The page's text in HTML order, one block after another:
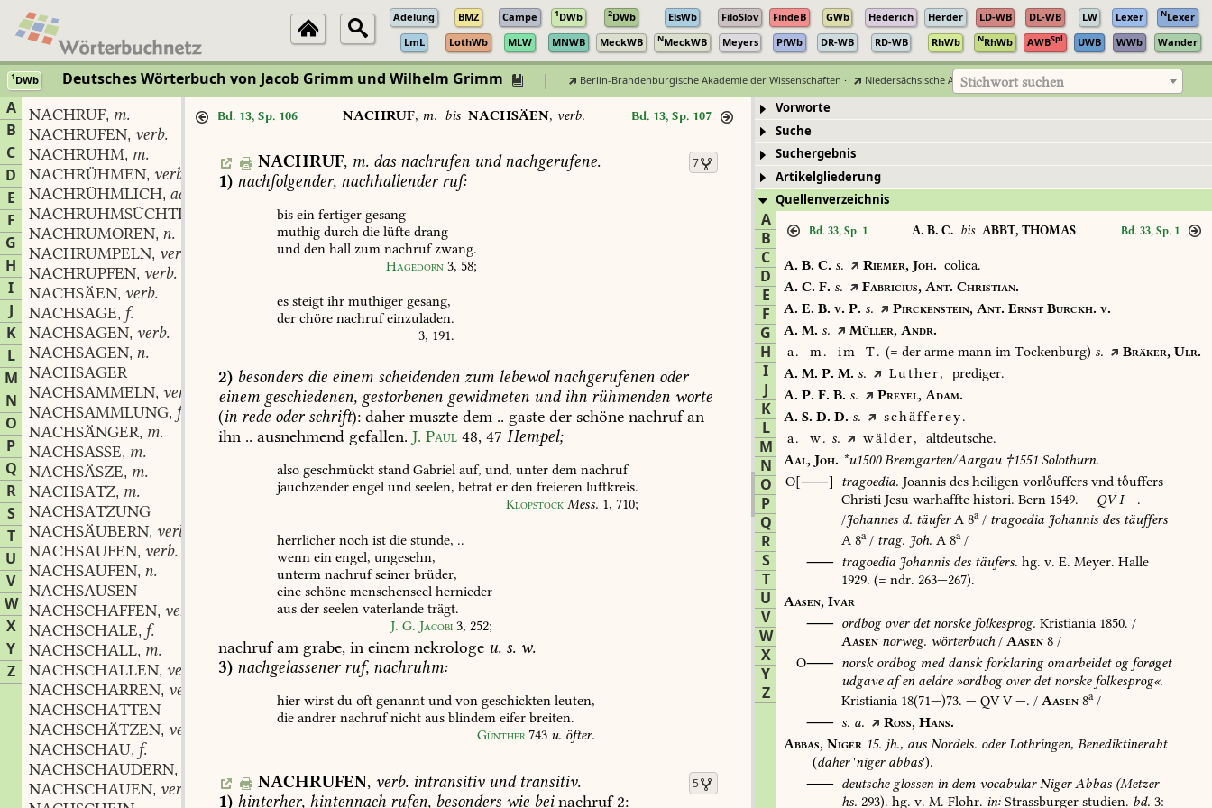
Adelung BMZ Campe 1DWb 2DWb ElsWb FiloSlov FindeB GWb Hederich Herder LD-WB DL-WB LW Lexer NLexer
LmL
LothWb MLW MNWB MeckWB NMeckWB Meyers PfWb DR-WB RD-WB RhWb NRhWb AWBSpl UWB WWb Wander
1DWb Deutsches Wörterbuch von Jacob Grimm und Wilhelm Grimm Berlin-Brandenburgische Akademie der Wissenschaften · Niedersächsische Akademie der Wissenschaften zu Göttingen
Stichwort suchen
A
B
C
D
E
F
G
H
I
J
K
L
M
N
O
P
Q
R
S
T
U
V
W
X
Y
Z
NACHRUF, m.
NACHRUFEN, verb.
NACHRUHM, m.
NACHRÜHMEN, verb.
NACHRÜHMLICH, adj. und adv.
NACHRUHMSÜCHTIG
NACHRUMOREN, n.
NACHRUMPELN, verb.
NACHRUPFEN, verb.
NACHSÄEN, verb.
NACHSAGE, f.
NACHSAGEN, verb.
NACHSAGEN, n.
NACHSAGER
NACHSAMMELN, verb.
NACHSAMMLUNG, f.
NACHSÄNGER, m.
NACHSASSE, m.
NACHSÄSZE, m.
NACHSATZ, m.
NACHSATZUNG
NACHSÄUBERN, verb.
NACHSAUFEN, verb.
NACHSAUFEN, n.
NACHSAUSEN
NACHSCHAFFEN, verb.
NACHSCHALE, f.
NACHSCHALL, m.
NACHSCHALLEN, verb.
NACHSCHARREN, verb.
NACHSCHATTEN
NACHSCHÄTZEN, verb.
NACHSCHAU, f.
NACHSCHAUDERN,
NACHSCHAUEN, verb.
Bd. 13, Sp. 106 NACHRUF, m. bis NACHSÄEN, verb. Bd. 13, Sp. 107
7
NACHRUF, m. dasnachrufenundnachgerufene.
1) nachfolgender, nachhallenderruf:
bis ein fertiger gesang
muthig durch die lüfte drang
und den hall zum nachrufzwang.
Hagedorn 3, 58;
es steigt ihr muthiger gesang,
der chöre nachrufeinzuladen.
3, 191.
2) besonders die einem scheidenden zum lebewolnachgerufenen oder
einem geschiedenen, gestorbenen gewidmeten undihn rühmenden worte
(in rede oderschrift): daher muszte dem .. gaste der schöne nachrufan
ihn .. ausnehmend gefallen. J. Paul 48, 47 Hempel;
also geschmückt stand Gabriel auf, und, unter dem nachruf
jauchzender engel und seelen, betrat er den freieren luftkreis.
Klopstock Mess. 1, 710;
herrlicher noch ist die stunde, ..
wenn ein engel, ungesehn,
unterm nachrufseiner brüder,
eine schöne menschenseel hernieder
aus der seelen vaterlande trägt.
J. G. Jacobi 3, 252;
nachrufam grabe, in einem nekrologe u. s. w.
3) nachgelassenerruf, nachruhm:
hier wirst du oft genannt und von geschickten leuten,
die andrer nachrufnicht aus blindem eifer breiten.
Günther 743 u. öfter.
5
NACHRUFEN, verb. intransitivundtransitiv.
1) hinterher, hintennach rufen, besonders wie beinachruf2:
Vorworte
Suche
Suchergebnis
Artikelgliederung
Quellenverzeichnis
A
B
C
D
E
F
G
H
I
J
K
L
M
N
O
P
Q
R
S
T
U
V
W
X
Y
Z
Bd. 33, Sp. 1 A. B. C. bis ABBT, THOMAS Bd. 33, Sp. 1
A. B. C. s. Riemer, Joh. colica.
A. C. F. s. Fabricius, Ant. Christian.
A. E. B. v. P. s. Pirckenstein, Ant. ErnstBurckh. v.
A. M. s. Müller, Andr.
a.
m. im T. (= der arme mann im Tockenburg) s. Bräker, Ulr.
A. M. P. M. s. Luther,
prediger.
A. P. F. B. s. Preyel, Adam.
A. S. D. D. s.
schäfferey.
a.
w. s. wälder,
altdeutsche.
Aal, Joh. *u1500Bremgarten/Aargau†1551 Solothurn.
O[⸺]
tragoedia. Joannis des heiligen vorluffers vnd tuffers
Christi Jesu warhaffte histori. Bern 1549. — QVI—.
/Johannes d. täuferA 8a/ tragoedia Johannis des täuffers
A 8a/ trag. Joh. A 8a/
⸺ tragoedia Johannis des täufers. hg. v. E. Meyer. Halle
1929. (= ndr. 263—267).
Aasen, Ivar
⸺ ordbogoverdetnorskefolkesprog. Kristiania 1850. /
Aasen norweg. wörterbuch/ Aasen 8 /
O⸺ norskordbogmeddanskforklaringomarbeidetogforøget
udgaveafenaeldre»ordbogoverdetnorskefolkesprog«.
Kristiania 18(71—)73. — QVV—. / Aasen 8a/
⸺ s. a. Ross, Hans.
Abbas, Niger 15. jh., aus Nordels. oderLothringen, Benediktinerabt
(daher'nigerabbas').
⸺ deutscheglossenindem vocabularNigerAbbas (Metzer
hs. 293). hg. v. M. Flohr. in: Strassburger studien. bd. 3: